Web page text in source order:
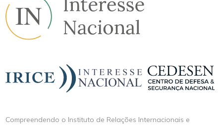
Compreendendo o Instituto de Relações Internacionais e